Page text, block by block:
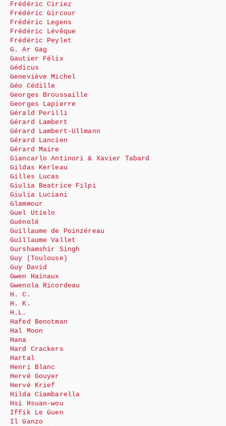
Frédéric Ciriez
Frédéric Gircour
Frédéric Legens
Frédéric Lévêque
Frédéric Peylet
G. Ar Gag
Gautier Félix
Gédicus
Geneviève Michel
Géo Cédille
Georges Broussaille
Georges Lapierre
Gérald Perilli
Gérard Lambert
Gérard Lambert-Ullmann
Gérard Lancien
Gérard Maire
Giancarlo Antinori & Xavier Tabard
Gildas Kerleau
Gilles Lucas
Giulia Beatrice Filpi
Giulia Luciani
Glammour
Guel Utielo
Guénolé
Guillaume de Poinzéreau
Guillaume Vallet
Gurshamshir Singh
Guy (Toulouse)
Guy David
Gwen Hainaux
Gwenola Ricordeau
H. C.
H. K.
H.L.
Hafed Benotman
Hal Moon
Hana
Hard Crackers
Hartal
Henri Blanc
Hervé Gouyer
Hervé Krief
Hilda Ciambarella
Hsi Hsuan-wou
Iffik Le Guen
Il Ganzo